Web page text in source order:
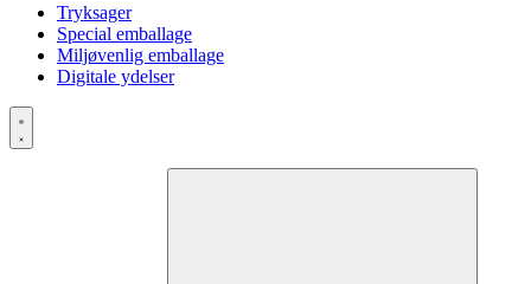
Tryksager
Special emballage
Miljøvenlig emballage
Digitale ydelser